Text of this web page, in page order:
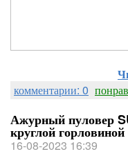
комментарии: 0
Ажурный пуловер
круглой горловиной
16-08-2023 16:39